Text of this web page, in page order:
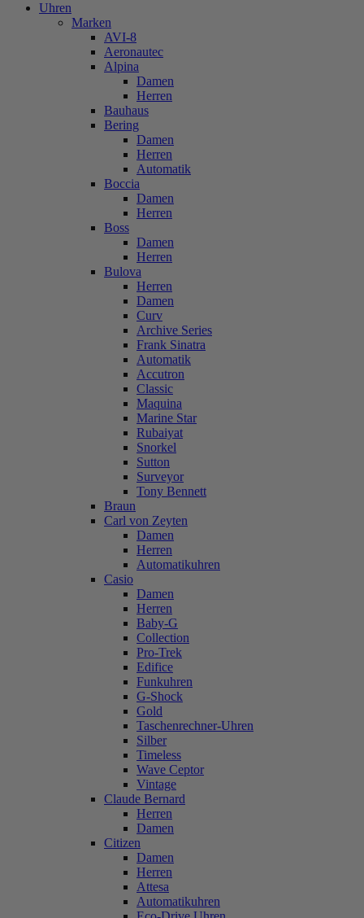
Uhren
Marken
AVI-8
Aeronautec
Alpina
Damen
Herren
Bauhaus
Bering
Damen
Herren
Automatik
Boccia
Damen
Herren
Boss
Damen
Herren
Bulova
Herren
Damen
Curv
Archive Series
Frank Sinatra
Automatik
Accutron
Classic
Maquina
Marine Star
Rubaiyat
Snorkel
Sutton
Surveyor
Tony Bennett
Braun
Carl von Zeyten
Damen
Herren
Automatikuhren
Casio
Damen
Herren
Baby-G
Collection
Pro-Trek
Edifice
Funkuhren
G-Shock
Gold
Taschenrechner-Uhren
Silber
Timeless
Wave Ceptor
Vintage
Claude Bernard
Herren
Damen
Citizen
Damen
Herren
Attesa
Automatikuhren